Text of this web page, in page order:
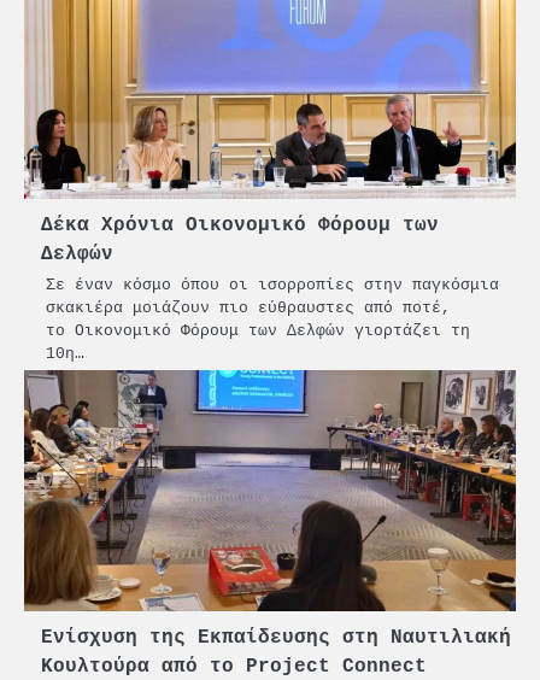
Δέκα Χρόνια Οικονομικό Φόρουμ των
Δελφών
Σε έναν κόσμο όπου οι ισορροπίες στην παγκόσμια
σκακιέρα μοιάζουν πιο εύθραυστες από ποτέ,
το Οικονομικό Φόρουμ των Δελφών γιορτάζει τη
10η…
Ενίσχυση της Εκπαίδευσης στη Ναυτιλιακή
Κουλτούρα από το Project Connect
2
PCT: Διπλή διάκριση για την
υπεύθυνη ανάπτυξη και τη
βιώσιμη επιχειρηματικότητα
3
Γ. Ξηραδάκης: Η ευρωπαϊκή
στρατηγική αυτονομία περνά
μέσα από τη ναυτιλία